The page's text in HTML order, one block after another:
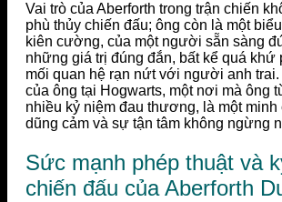
Vai trò của Aberforth trong trận chiến
phù thủy chiến đấu; ông còn là một
kiên cường, của một người sẵn sàng
những giá trị đúng đắn, bất kể quá khứ
mối quan hệ rạn nứt với người anh
của ông tại Hogwarts, một nơi mà ông
nhiều kỷ niệm đau thương, là một
dũng cảm và sự tận tâm không ngừng
Sức mạnh phép thuật và
chiến đấu của Aberforth